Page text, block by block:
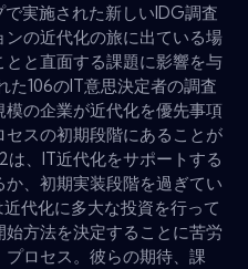
実施された新しいIDG調査
の近代化の旅に出ている場
と直面する課題に影響を与
た106のIT意思決定者の調査
の企業が近代化を優先事項
スの初期段階にあることが
、IT近代化をサポートする
、初期実装段階を過ぎてい
代化に多大な投資を行って
方法を決定することに苦労
ロセス。彼らの期待、課